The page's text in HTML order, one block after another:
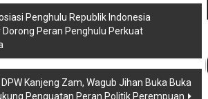
Penghulu Republik Indonesia
Peran Penghulu Perkuat
Kanjeng Zam, Wagub Jihan Buka Buka
Penguatan Peran Politik Perempuan